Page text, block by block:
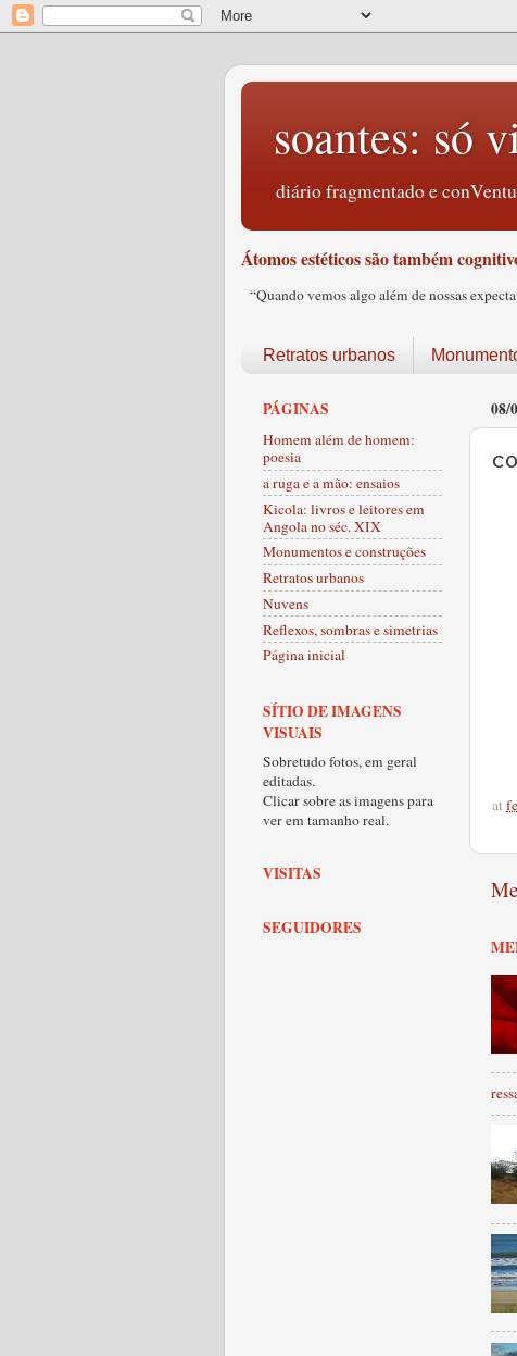
soantes: só
diário fragmentado e
Átomos estéticos são também
“Quando vemos algo além de nossas
Retratos urbanos
08/
at
PÁGINAS
Homem além de homem:
poesia
a ruga e a mão: ensaios
Kicola: livros e leitores em
Angola no séc. XIX
Monumentos e construções
Retratos urbanos
Nuvens
Reflexos, sombras e simetrias
Página inicial
SÍTIO DE IMAGENS
VISUAIS
Sobretudo fotos, em geral
editadas.
Clicar sobre as imagens para
ver em tamanho real.
VISITAS
SEGUIDORES